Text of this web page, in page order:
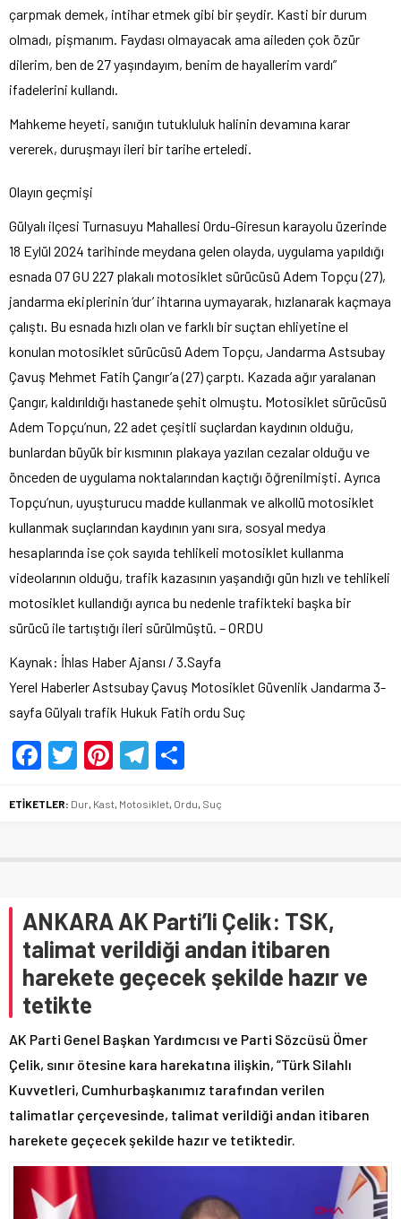
çarpmak demek, intihar etmek gibi bir şeydir. Kasti bir durum
olmadı, pişmanım. Faydası olmayacak ama aileden çok özür
dilerim, ben de 27 yaşındayım, benim de hayallerim vardı”
ifadelerini kullandı.
Mahkeme heyeti, sanığın tutukluluk halinin devamına karar
vererek, duruşmayı ileri bir tarihe erteledi.
Olayın geçmişi
Gülyalı ilçesi Turnasuyu Mahallesi Ordu-Giresun karayolu üzerinde
18 Eylül 2024 tarihinde meydana gelen olayda, uygulama yapıldığı
esnada 07 GU 227 plakalı motosiklet sürücüsü Adem Topçu (27),
jandarma ekiplerinin ‘dur’ ihtarına uymayarak, hızlanarak kaçmaya
çalıştı. Bu esnada hızlı olan ve farklı bir suçtan ehliyetine el
konulan motosiklet sürücüsü Adem Topçu, Jandarma Astsubay
Çavuş Mehmet Fatih Çangır’a (27) çarptı. Kazada ağır yaralanan
Çangır, kaldırıldığı hastanede şehit olmuştu. Motosiklet sürücüsü
Adem Topçu’nun, 22 adet çeşitli suçlardan kaydının olduğu,
bunlardan büyük bir kısmının plakaya yazılan cezalar olduğu ve
önceden de uygulama noktalarından kaçtığı öğrenilmişti. Ayrıca
Topçu’nun, uyuşturucu madde kullanmak ve alkollü motosiklet
kullanmak suçlarından kaydının yanı sıra, sosyal medya
hesaplarında ise çok sayıda tehlikeli motosiklet kullanma
videolarının olduğu, trafik kazasının yaşandığı gün hızlı ve tehlikeli
motosiklet kullandığı ayrıca bu nedenle trafikteki başka bir
sürücü ile tartıştığı ileri sürülmüştü. – ORDU
Kaynak: İhlas Haber Ajansı / 3.Sayfa
Yerel Haberler Astsubay Çavuş Motosiklet Güvenlik Jandarma 3-
sayfa Gülyalı trafik Hukuk Fatih ordu Suç
Facebook
Twitter
Pinterest
Telegram
ETİKETLER: Dur Kast Motosiklet Ordu Suç
ANKARA AK Parti’li Çelik: TSK,
talimat verildiği andan itibaren
harekete geçecek şekilde hazır ve
tetikte
AK Parti Genel Başkan Yardımcısı ve Parti Sözcüsü Ömer
Çelik, sınır ötesine kara harekatına ilişkin, “Türk Silahlı
Kuvvetleri, Cumhurbaşkanımız tarafından verilen
talimatlar çerçevesinde, talimat verildiği andan itibaren
harekete geçecek şekilde hazır ve tetiktedir.